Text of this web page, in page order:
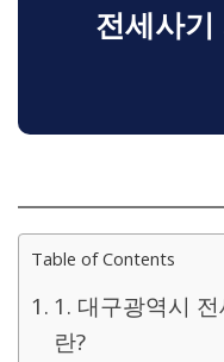
전세사기
Table of Contents
1. 대구광역시
란?